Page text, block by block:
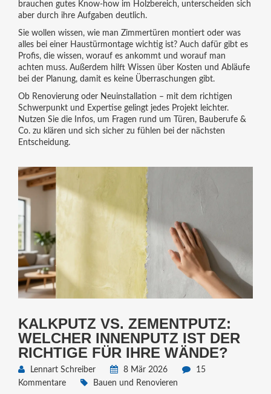
brauchen gutes Know-how im Holzbereich, unterscheiden sich
aber durch ihre Aufgaben deutlich.
Sie wollen wissen, wie man Zimmertüren montiert oder was
alles bei einer Haustürmontage wichtig ist? Auch dafür gibt es
Profis, die wissen, worauf es ankommt und worauf man
achten muss. Außerdem hilft Wissen über Kosten und Abläufe
bei der Planung, damit es keine Überraschungen gibt.
Ob Renovierung oder Neuinstallation – mit dem richtigen
Schwerpunkt und Expertise gelingt jedes Projekt leichter.
Nutzen Sie die Infos, um Fragen rund um Türen, Bauberufe &
Co. zu klären und sich sicher zu fühlen bei der nächsten
Entscheidung.
KALKPUTZ VS. ZEMENTPUTZ:
WELCHER INNENPUTZ IST DER
RICHTIGE FÜR IHRE WÄNDE?
Lennart Schreiber 8 Mär 2026
15
Kommentare
Bauen und Renovieren